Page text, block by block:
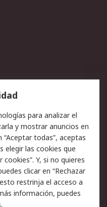
Devoluciones
Soporte técnico
Política de privacidad -
Actualizada
Seguridad de emails
Condiciones de venta
para analizar el
y mostrar anuncios en
todas”, aceptas
elegir las cookies que
Y, si no quieres
clicar en “Rechazar
restrinja el acceso a
información, puedes
.